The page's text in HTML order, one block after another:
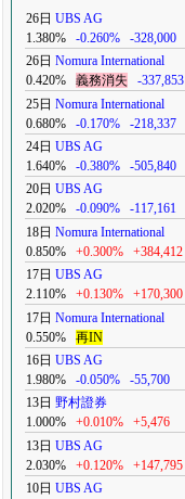
26日 UBS AG
1.380%
-0.260% -328,000
26日 Nomura International
0.420%
義務消失 -337,853
25日 Nomura International
0.680%
-0.170% -218,337
24日 UBS AG
1.640%
-0.380% -505,840
20日 UBS AG
2.020%
-0.090% -117,161
18日 Nomura International
0.850%
+0.300% +384,412
17日 UBS AG
2.110%
+0.130% +170,300
17日 Nomura International
0.550%
再IN
16日 UBS AG
1.980%
-0.050% -55,700
13日 野村證券
1.000%
+0.010% +5,476
13日 UBS AG
2.030%
+0.120% +147,795
10日 UBS AG